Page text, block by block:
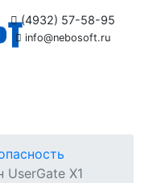
(4932) 57-58-95
info@nebosoft.ru
X1